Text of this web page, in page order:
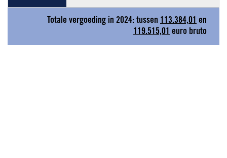
Totale vergoeding in 2024: tussen 113.384,01 en
119.515,01 euro bruto